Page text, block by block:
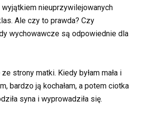
nieuprzywilejowanych
Ale czy to prawda? Czy
wychowawcze są odpowiednie dla
strony matki. Kiedy byłam mała i
bardzo ją kochałam, a potem ciotka
syna i wyprowadziła się.